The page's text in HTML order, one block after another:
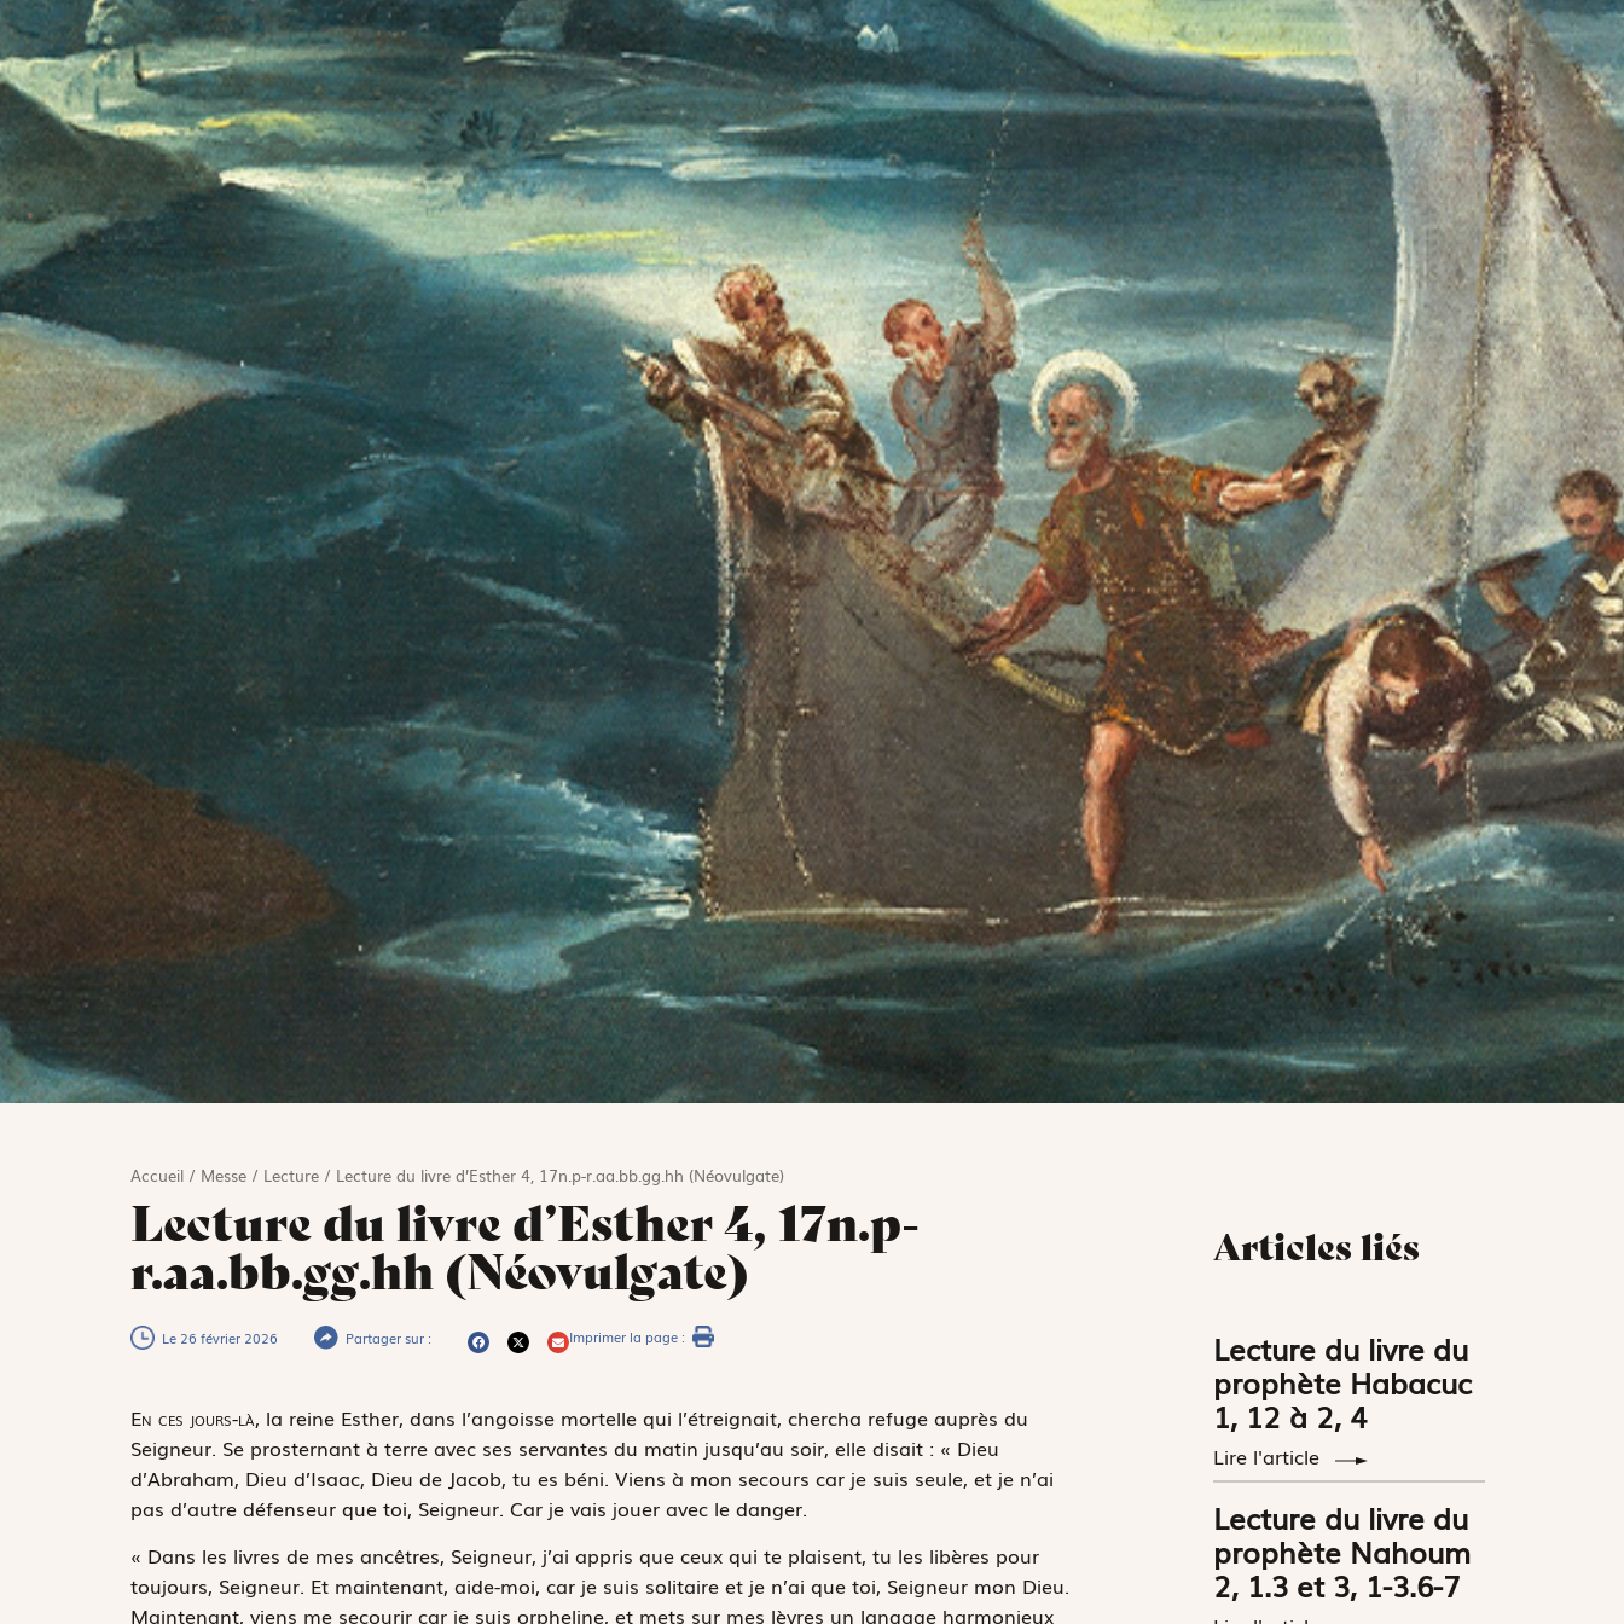
Accueil/ Messe/ Lecture/ Lecture du livre d’Esther 4, 17n.p-r.aa.bb.gg.hh (Néovulgate)
Lecture du livre d’Esther 4, 17n.p-
r.aa.bb.gg.hh (Néovulgate)
Le 26 février 2026 Partager sur : Imprimer la page :
En ces jours-là, la reine Esther, dans l’angoisse mortelle qui l’étreignait, chercha refuge auprès du
Seigneur. Se prosternant à terre avec ses servantes du matin jusqu’au soir, elle disait : « Dieu
d’Abraham, Dieu d’Isaac, Dieu de Jacob, tu es béni. Viens à mon secours car je suis seule, et je n’ai
pas d’autre défenseur que toi, Seigneur. Car je vais jouer avec le danger.
« Dans les livres de mes ancêtres, Seigneur, j’ai appris que ceux qui te plaisent, tu les libères pour
toujours, Seigneur. Et maintenant, aide-moi, car je suis solitaire et je n’ai que toi, Seigneur mon Dieu.
Maintenant, viens me secourir car je suis orpheline, et mets sur mes lèvres un langage harmonieux
Articles liés
Lecture du livre du
prophète Habacuc
1, 12 à 2, 4
Lire l'article
Lecture du livre du
prophète Nahoum
2, 1.3 et 3, 1-3.6-7